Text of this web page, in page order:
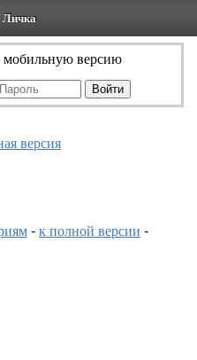
Личка
версию
версия
-к полной версии -